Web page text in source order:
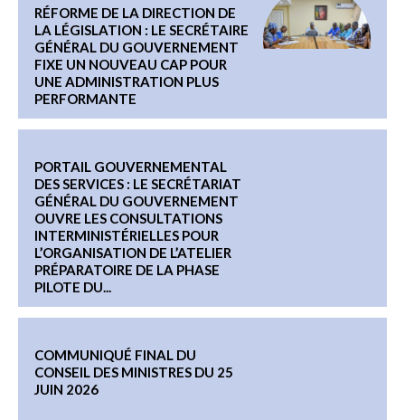
RÉFORME DE LA DIRECTION DE
LA LÉGISLATION : LE SECRÉTAIRE
GÉNÉRAL DU GOUVERNEMENT
FIXE UN NOUVEAU CAP POUR
UNE ADMINISTRATION PLUS
PERFORMANTE
PORTAIL GOUVERNEMENTAL
DES SERVICES : LE SECRÉTARIAT
GÉNÉRAL DU GOUVERNEMENT
OUVRE LES CONSULTATIONS
INTERMINISTÉRIELLES POUR
L’ORGANISATION DE L’ATELIER
PRÉPARATOIRE DE LA PHASE
PILOTE DU...
COMMUNIQUÉ FINAL DU
CONSEIL DES MINISTRES DU 25
JUIN 2026